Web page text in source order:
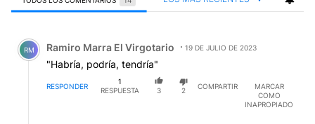
Comentario de Ramiro Marra El Virgotario.
RM Ramiro Marra El Virgotario 19 DE JULIO DE 2023
"Habría, podría, tendría"
RESPONDER
1
RESPUESTA
3 2
COMPARTIR
MARCAR
COMO
INAPROPIADO